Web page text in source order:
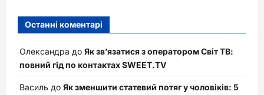
Останні коментарі
Олександра до Як зв’язатися з оператором Світ ТВ:
повний гід по контактах SWEET.TV
Василь до Як зменшити статевий потяг у чоловіків: 5